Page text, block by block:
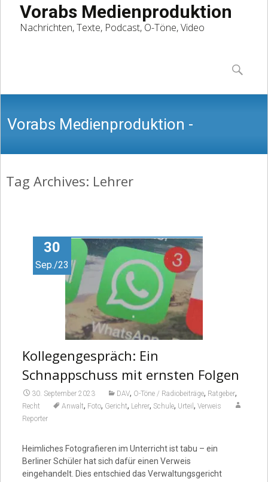
Vorabs Medienproduktion
Nachrichten, Texte, Podcast, O-Töne, Video
content
Suchen
nach:
Vorabs Medienproduktion -
Nachrichten, Texte, Podcast, O-Töne,
Video
Tag Archives: Lehrer
30
Sep./23
Kollegengespräch: Ein
Schnappschuss mit ernsten Folgen
30. September 2023 DAV, O-Töne / Radiobeiträge, Ratgeber,
Recht Anwalt, Foto, Gericht, Lehrer, Schule, Urteil , Verweis
Reporter
Heimliches Fotografieren im Unterricht ist tabu – ein
Berliner Schüler hat sich dafür einen Verweis
eingehandelt. Dies entschied das Verwaltungsgericht